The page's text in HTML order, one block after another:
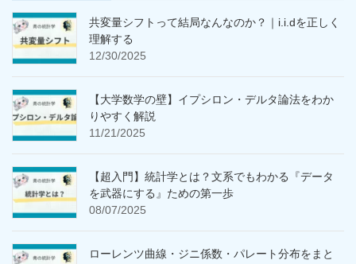
共変量シフトって結局なんなのか？｜i.i.dを正しく
理解する
12/30/2025
【大学数学の壁】イプシロン・デルタ論法をわか
りやすく解説
11/21/2025
【超入門】統計学とは？文系でもわかる『データ
を武器にする』ための第一歩
08/07/2025
ローレンツ曲線・ジニ係数・パレート分布をまと